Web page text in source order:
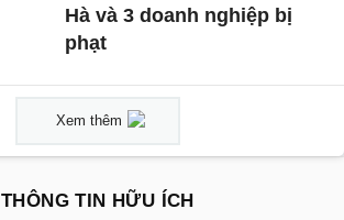
Hà và 3 doanh nghiệp bị
phạt
Xem thêm
THÔNG TIN HỮU ÍCH